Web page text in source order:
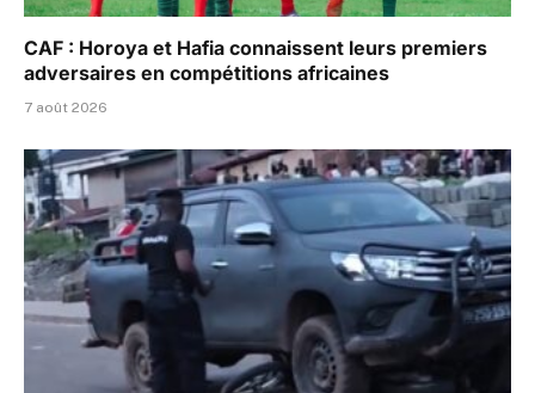
CAF : Horoya et Hafia connaissent leurs premiers
adversaires en compétitions africaines
7 août 2026